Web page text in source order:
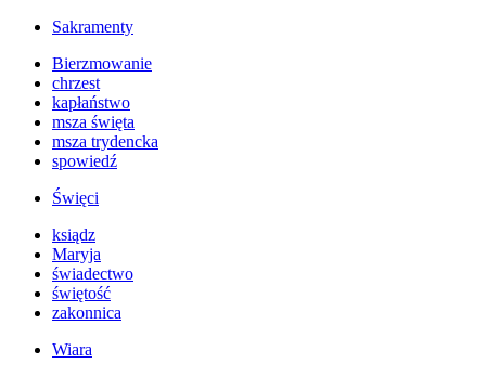
Sakramenty
Bierzmowanie
chrzest
kapłaństwo
msza święta
msza trydencka
spowiedź
Święci
ksiądz
Maryja
świadectwo
świętość
zakonnica
Wiara